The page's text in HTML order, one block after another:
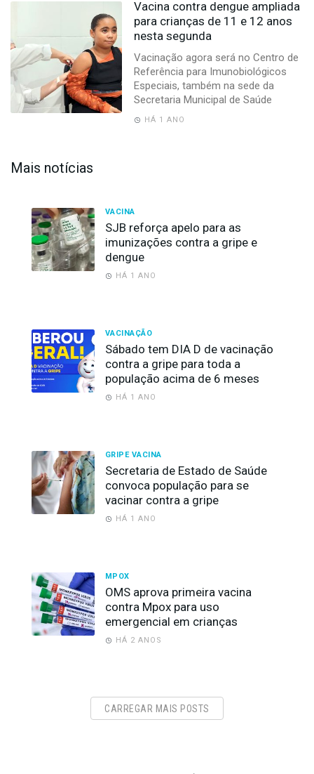
Vacina contra dengue ampliada
para crianças de 11 e 12 anos
nesta segunda
Vacinação agora será no Centro de
Referência para Imunobiológicos
Especiais, também na sede da
Secretaria Municipal de Saúde
HÁ 1 ANO
Mais notícias
VACINA
SJB reforça apelo para as
imunizações contra a gripe e
dengue
HÁ 1 ANO
VACINAÇÃO
Sábado tem DIA D de vacinação
contra a gripe para toda a
população acima de 6 meses
HÁ 1 ANO
GRIPE VACINA
Secretaria de Estado de Saúde
convoca população para se
vacinar contra a gripe
HÁ 1 ANO
MPOX
OMS aprova primeira vacina
contra Mpox para uso
emergencial em crianças
HÁ 2 ANOS
CARREGAR MAIS POSTS